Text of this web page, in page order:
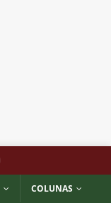
COLUNAS